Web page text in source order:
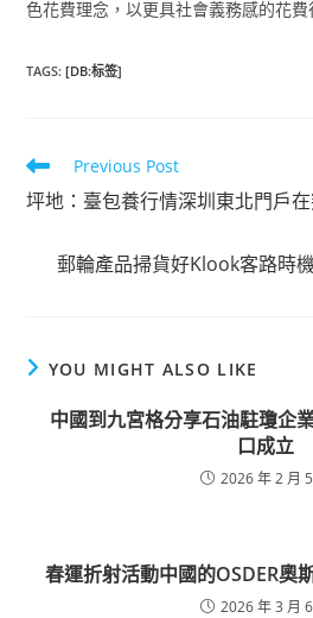
色花費理念，以更具社會義務感的花費
TAGS:[DB:标签]
Read
more
articles
Previous Post
坪地：臺包養行情深圳東北門戶
郵輪產品掃貨好Klook客路時
YOU MIGHT ALSO LIKE
中國到九宮格分享石油駐瓊企
口成立
2026 年 2 月
春運折射活動中國的OSDER奧
2026 年 3 月